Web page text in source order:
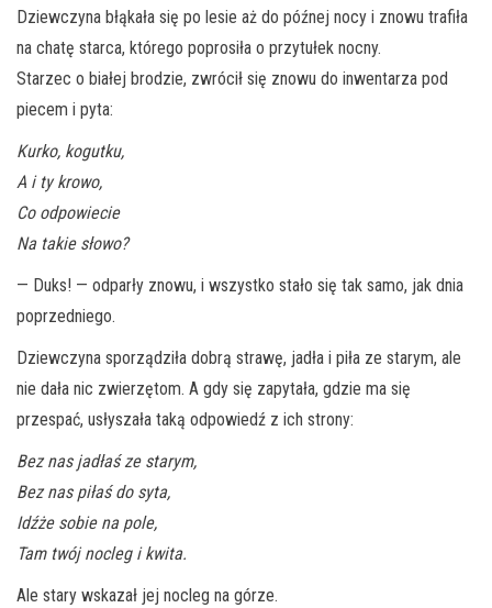
Dziewczyna błąkała się po lesie aż do późnej nocy i znowu trafiła
na chatę starca, którego poprosiła o przytułek nocny.
Starzec o białej brodzie, zwrócił się znowu do inwentarza pod
piecem i pyta:
Kurko, kogutku,
A i ty krowo,
Co odpowiecie
Na takie słowo?
— Duks! — odparły znowu, i wszystko stało się tak samo, jak dnia
poprzedniego.
Dziewczyna sporządziła dobrą strawę, jadła i piła ze starym, ale
nie dała nic zwierzętom. A gdy się zapytała, gdzie ma się
przespać, usłyszała taką odpowiedź z ich strony:
Bez nas jadłaś ze starym,
Bez nas piłaś do syta,
Idźże sobie na pole,
Tam twój nocleg i kwita.
Ale stary wskazał jej nocleg na górze.